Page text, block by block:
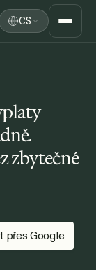
CS
zbytečné
přes Google